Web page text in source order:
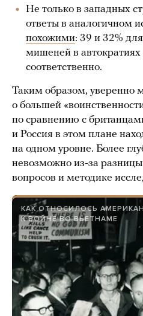
Не только в западных
ответы в аналогичном
похожими: 39 и 32%
мишеней в
соответственно.
Таким образом, уверенно
о большей
по сравнению с
и Россия в этом плане
на одном уровне. Более
невозможно из-за
вопросов и методике
КАК ОТНОСИЛОСЬ
К ВОЙНЕ ВО ВЬЕТНАМЕ